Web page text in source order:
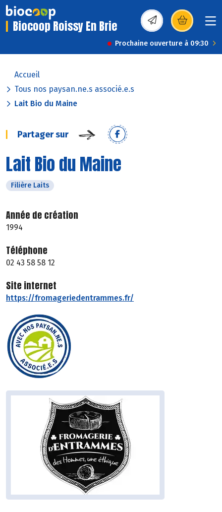
Biocoop Roissy En Brie (s’ouvre dans une
Prochaine ouverture à 09:30
Accueil
Tous nos paysan.ne.s associé.e.s
Lait Bio du Maine
Partager sur
Lait Bio du Maine
Filière Laits
Année de création
1994
Téléphone
02 43 58 58 12
Site internet
https://fromageriedentrammes.fr/